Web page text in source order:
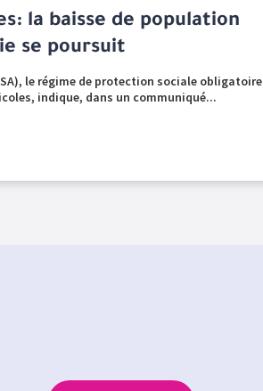
la baisse de population
se poursuit
le régime de protection sociale obligatoire
indique, dans un communiqué...